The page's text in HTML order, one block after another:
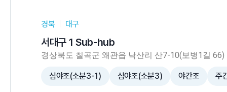
경북 대구
서대구 1 Sub-hub
경상북도 칠곡군 왜관읍 낙산리 산7-10(보병1길 66)
심야조(소분3-1) 심야조(소분3) 야간조 주